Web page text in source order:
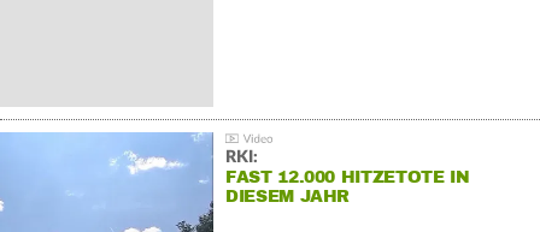
RKI:
FAST 12.000 HITZETOTE IN
DIESEM JAHR